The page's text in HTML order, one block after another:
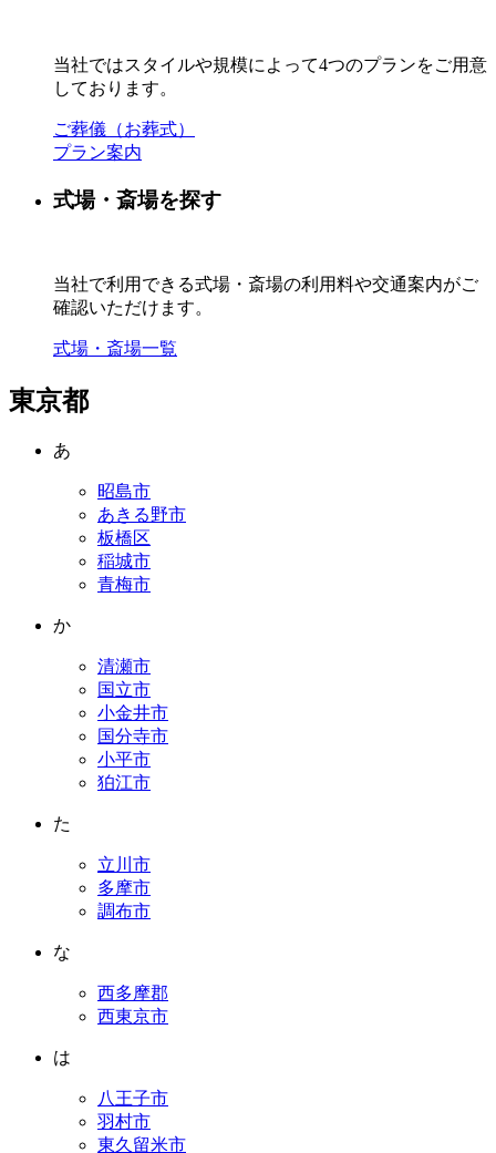
当社ではスタイルや規模によって4つのプランをご用意
しております。
ご葬儀（お葬式）
プラン案内
式場・斎場を探す
当社で利用できる式場・斎場の利用料や交通案内がご
確認いただけます。
式場・斎場一覧
東京都
あ
昭島市
あきる野市
板橋区
稲城市
青梅市
か
清瀬市
国立市
小金井市
国分寺市
小平市
狛江市
た
立川市
多摩市
調布市
な
西多摩郡
西東京市
は
八王子市
羽村市
東久留米市